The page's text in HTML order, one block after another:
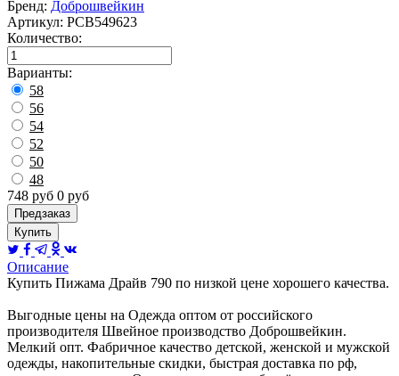
Бренд: Доброшвейкин
Артикул: РСВ549623
Количество:
Варианты:
58
56
54
52
50
48
748 руб 0 руб
Предзаказ
Купить
Описание
Купить Пижама Драйв 790 по низкой цене хорошего качества.
Выгодные цены на Одежда оптом от российского
производителя Швейное производство Доброшвейкин.
Мелкий опт. Фабричное качество детской, женской и мужской
одежды, накопительные скидки, быстрая доставка по рф,